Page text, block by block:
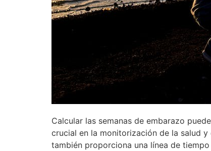
Calcular las semanas de embarazo
crucial en la monitorización de la salud
también proporciona una línea de